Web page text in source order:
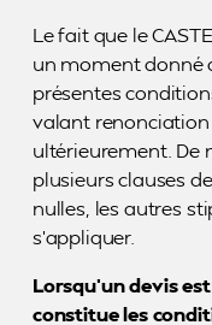
Le fait que le
un moment donné
présentes
valant renonciation
ultérieurement. De
plusieurs clauses
nulles, les autres
s’appliquer.
Lorsqu’un devis
constitue les